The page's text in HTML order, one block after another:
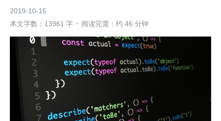
2019-10-15
本文字数：13961 字
阅读完需：约 46 分钟